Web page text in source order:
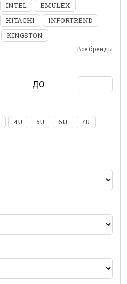
INTEL
EMULEX
HITACHI
INFORTREND
KINGSTON
Все бренды
ДО
4U 5U 6U
7U